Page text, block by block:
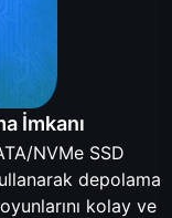
İmkanı
NVMe SSD
depolama
kolay ve